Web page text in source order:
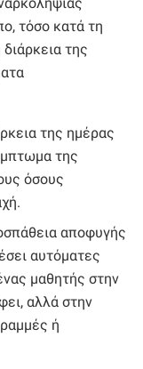
τόσο κατά τη
της
της ημέρας
της
όσους
αποφυγής
αυτόματες
μαθητής στην
αλλά στην
ή